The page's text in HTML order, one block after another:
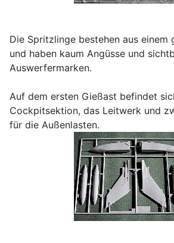
Die Spritzlinge bestehen aus einem
und haben kaum Angüsse und
Auswerfermarken.
Auf dem ersten Gießast befindet
Cockpitsektion, das Leitwerk und
für die Außenlasten.